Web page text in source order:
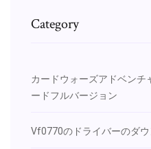
Category
カードウォーズアドベンチ
ードフルバージョン
Vf0770のドライバーのダウ